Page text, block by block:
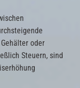
oder
Steuern, sind